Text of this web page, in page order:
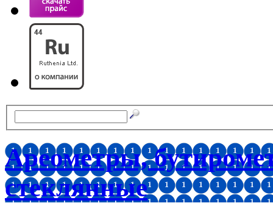
Ареометры,
стеклянные